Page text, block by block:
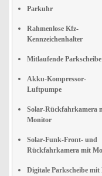
Parkuhr
Rahmenlose Kfz-
Kennzeichenhalter
Mitlaufende
Akku-Kompressor-
Luftpumpe
Solar-Rückfahrkamera
Monitor
Solar-Funk-Front- und
Rückfahrkamera mit
Digitale Parkscheibe mit